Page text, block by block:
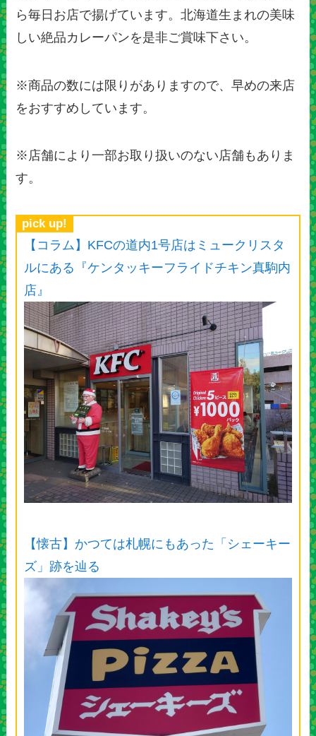
ら毎日お店で揚げています。北海道生まれの美味
しい絶品カレーパンを是非ご賞味下さい。
※商品の数には限りがありますので、早めの来店
をおすすめしています。
※店舗により一部お取り扱いのない店舗もありま
す。
pick up!
【コラム】KFCの道内1号店はミュークリスタ
ルにある『ケンタッキーフライドチキン真駒内
店』
【懐古】かつては札幌にもあった「シェーキー
ズ」跡を辿る